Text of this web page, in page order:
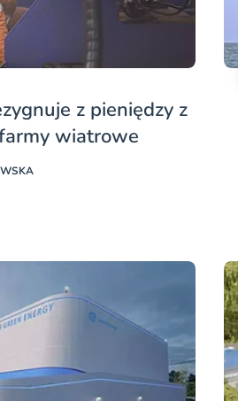
z pieniędzy z
wiatrowe